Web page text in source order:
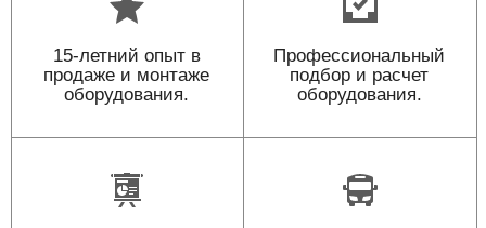
15-летний опыт в
продаже и монтаже
оборудования.
Профессиональный
подбор и расчет
оборудования.